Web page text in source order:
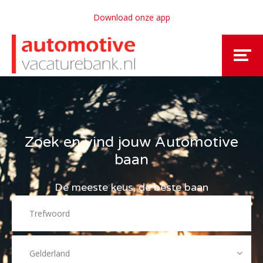
Download onze app
Zoek en vind jouw Automotive
baan
De meeste keus, de beste baan